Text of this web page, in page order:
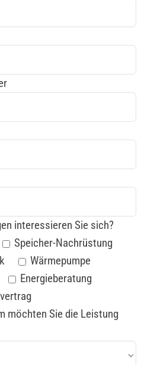
interessieren Sie sich?
Speicher-Nachrüstung
Wärmepumpe
Energieberatung
möchten Sie die Leistung